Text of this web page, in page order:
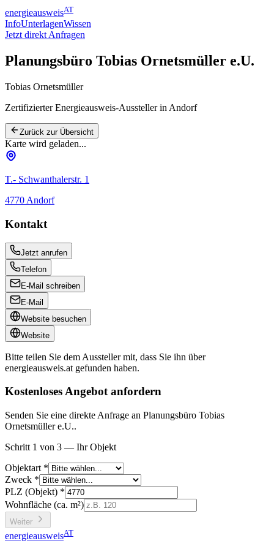
energieausweisAT
InfoUnterlagenWissen
Jetzt direkt Anfragen
Planungsbüro Tobias Ornetsmüller e.U.
Tobias Ornetsmüller
Zertifizierter Energieausweis-Ausstellerin Andorf
Zurück zur Übersicht
Karte wird geladen...
T.- Schwanthalerstr. 1
4770 Andorf
Kontakt
Jetzt anrufen
Telefon
E-Mail schreiben
E-Mail
Website besuchen
Website
Bitte teilen Sie dem Aussteller mit, dass Sie ihn über
energieausweis.at gefunden haben.
Kostenloses Angebot anfordern
Senden Sie eine direkte Anfrage an Planungsbüro Tobias
Ornetsmüller e.U..
Schritt 1 von 3 — Ihr Objekt
Objektart *
Zweck *
PLZ (Objekt) *
Wohnfläche (ca. m²)
Weiter
energieausweisAT